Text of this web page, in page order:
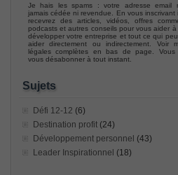
Je hais les spams : votre adresse email
jamais cédée ni revendue. En vous inscrivant
recevrez des articles, vidéos, offres
podcasts et autres conseils pour vous aider à
développer votre entreprise et tout ce qui
aider directement ou indirectement. Voir
légales complètes en bas de page. Vous
vous désabonner à tout instant.
Sujets
Défi 12-12 (6)
Destination profit (24)
Développement personnel (43)
Leader Inspirationnel (18)